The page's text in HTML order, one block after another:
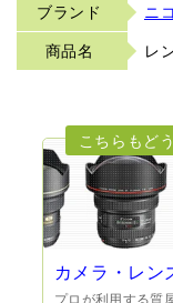
ブランド ニ
商品名 レ
カメラ・レン
プロが利用する質